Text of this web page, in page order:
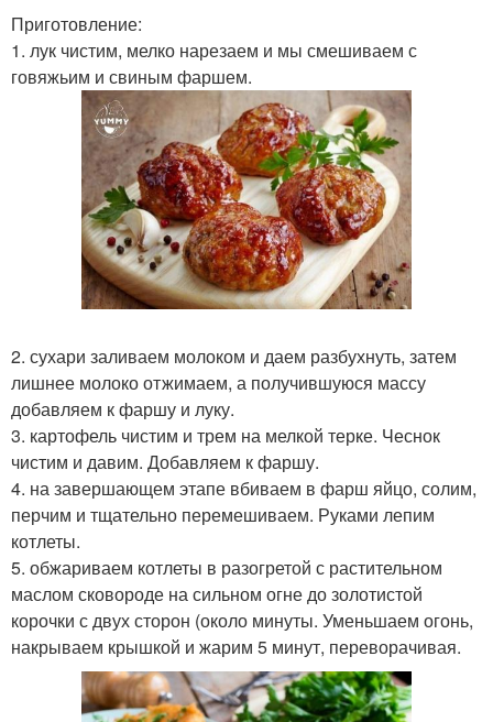
Приготовление:
1. лук чистим, мелко нарезаем и мы смешиваем с
говяжьим и свиным фаршем.
2. сухари заливаем молоком и даем разбухнуть, затем
лишнее молоко отжимаем, а получившуюся массу
добавляем к фаршу и луку.
3. картофель чистим и трем на мелкой терке. Чеснок
чистим и давим. Добавляем к фаршу.
4. на завершающем этапе вбиваем в фарш яйцо, солим,
перчим и тщательно перемешиваем. Руками лепим
котлеты.
5. обжариваем котлеты в разогретой с растительном
маслом сковороде на сильном огне до золотистой
корочки с двух сторон (около минуты. Уменьшаем огонь,
накрываем крышкой и жарим 5 минут, переворачивая.